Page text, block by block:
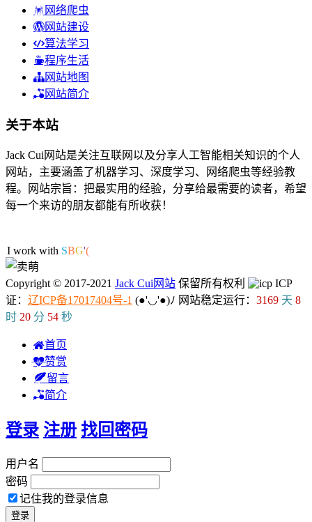
网络爬虫
网站建设
算法学习
程序生活
网站地图
网站简介
关于本站
Jack Cui网站是关注互联网以及分享人工智能相关知识的个人
网站，主要涵盖了机器学习、深度学习、网络爬虫等经验教
程。网站宗旨：把最实用的经验，分享给最需要的读者，希望
每一个来访的朋友都能有所收获！
I work with $O-VP
Copyright © 2017-2021 Jack Cui网站 保留所有权利
ICP
证： 辽ICP备17017404号-1 (●'◡'●)ﾉ 网站稳定运行： 3169 天 8
时 20 分 55 秒
首页
赞赏
留言
简介
登录 注册 找回密码
用户名
密码
记住我的登录信息